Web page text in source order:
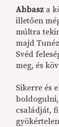
Abbasz a
illetően
múltra
majd
Svéd
meg, és
Sikerre és
családját,